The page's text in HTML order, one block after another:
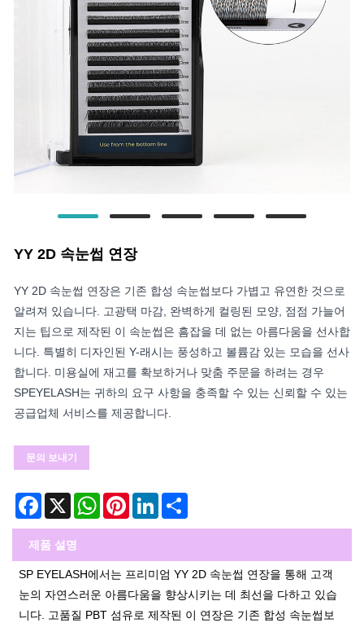
YY 2D 속눈썹 연장
YY 2D 속눈썹 연장은 기존 합성 속눈썹보다 가볍고 유연한 것으로
알려져 있습니다. 고광택 마감, 완벽하게 컬링된 모양, 점점 가늘어
지는 팁으로 제작된 이 속눈썹은 흠잡을 데 없는 아름다움을 선사합
니다. 특별히 디자인된 Y-래시는 풍성하고 볼륨감 있는 모습을 선사
합니다. 미용실에 재고를 확보하거나 맞춤 주문을 하려는 경우
SPEYELASH는 귀하의 요구 사항을 충족할 수 있는 신뢰할 수 있는
공급업체 서비스를 제공합니다.
문의 보내기
Facebook
X WhatsAppPinterestLinkedIn
제품 설명
SP EYELASH에서는 프리미엄 YY 2D 속눈썹 연장을 통해 고객
눈의 자연스러운 아름다움을 향상시키는 데 최선을 다하고 있습
니다. 고품질 PBT 섬유로 제작된 이 연장은 기존 합성 속눈썹보